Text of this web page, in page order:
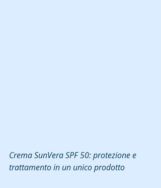
Crema SunVera SPF 50: protezione e
trattamento in un unico prodotto